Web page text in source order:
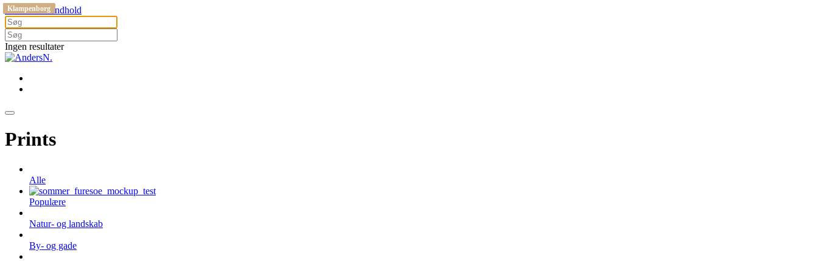
Gå til hovedindhold
Ingen resultater
Prints
Alle
Populære
Natur- og landskab
By- og gade
Buresø
Buresø
Buresø
Buresø
Nykøbing sj
Køge
Klampenborg
Buresø
Buresø
Buresø
Asnæs
Klampenborg